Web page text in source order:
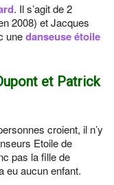
. Il s’agit de 2
2008) et Jacques
unedanseuse étoile
et Patrick
croient, il n’y
Etoile de
pas la fille de
eu aucun enfant.